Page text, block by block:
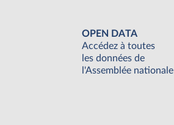
OPEN DATA
Accédez à toutes
les données de
l'Assemblée nationale